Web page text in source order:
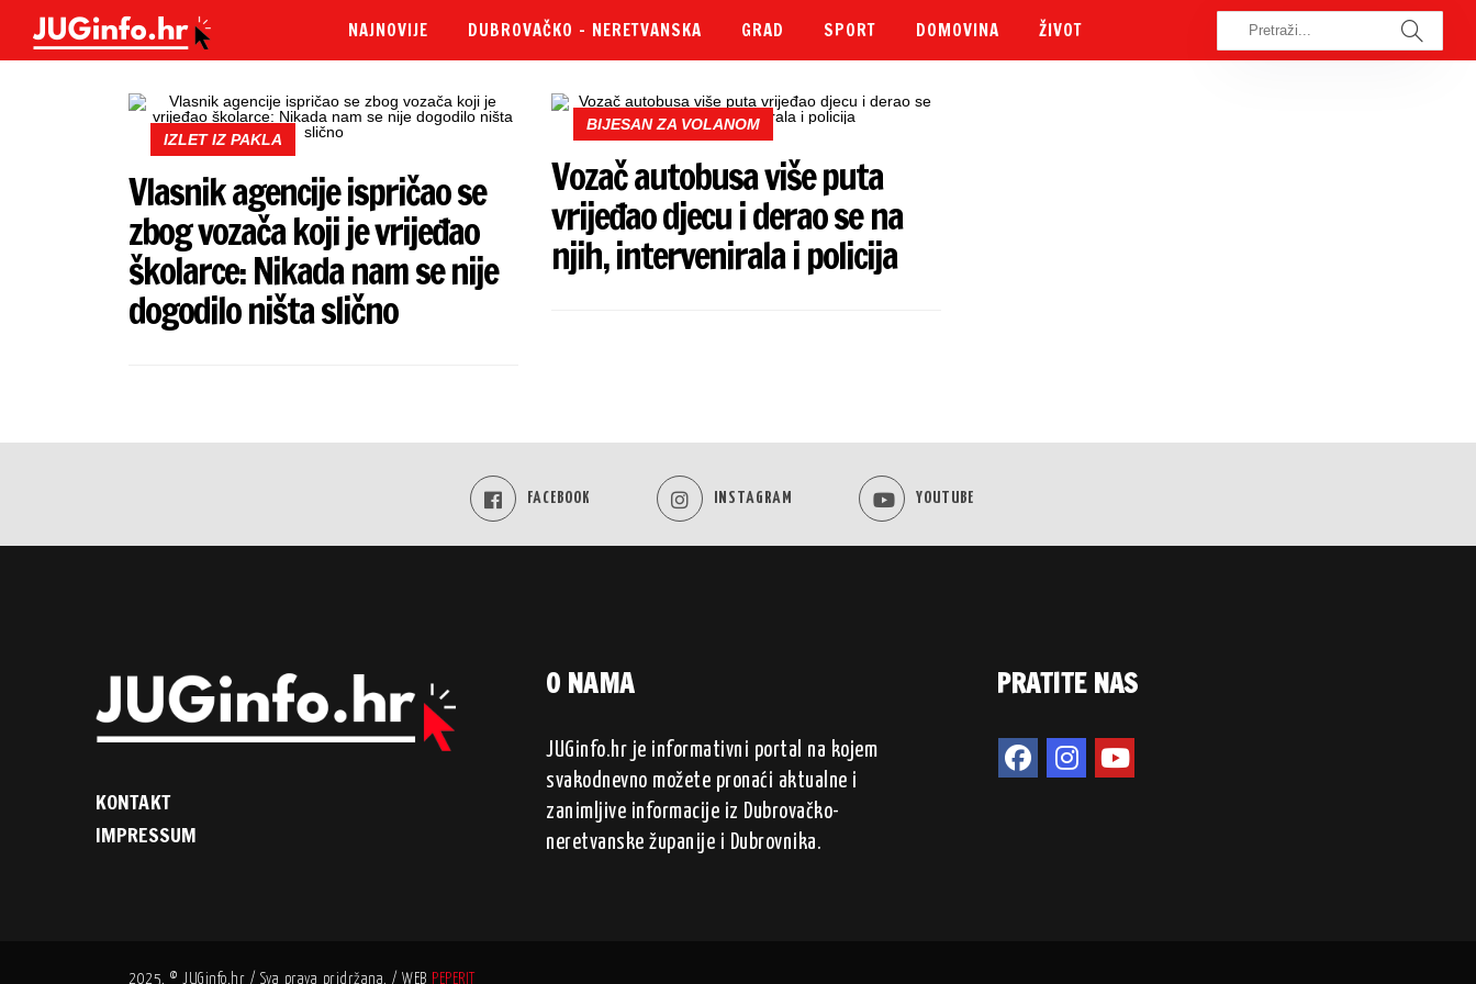
NAJNOVIJE DUBROVAČKO – NERETVANSKA GRAD SPORT DOMOVINA ŽIVOT
IZLET IZ PAKLA
Vlasnik agencije ispričao se
zbog vozača koji je vrijeđao
školarce: Nikada nam se nije
dogodilo ništa slično
BIJESAN ZA VOLANOM
Vozač autobusa više puta
vrijeđao djecu i derao se na
njih, intervenirala i policija
FACEBOOK INSTAGRAM YOUTUBE
KONTAKT
IMPRESSUM
O NAMA
JUGinfo.hr je informativni portal na kojem
svakodnevno možete pronaći aktualne i
zanimljive informacije iz Dubrovačko-
neretvanske županije i Dubrovnika.
PRATITE NAS
2025. © JUGinfo.hr / Sva prava pridržana. / WEB PEPERIT